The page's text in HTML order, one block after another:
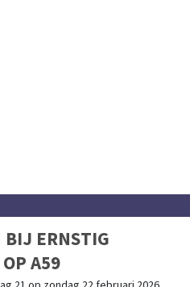
BIJ ERNSTIG
A59